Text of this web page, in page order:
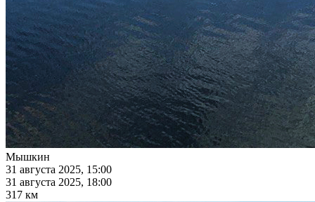
Мышкин
31 августа 2025, 15:00
31 августа 2025, 18:00
317 км